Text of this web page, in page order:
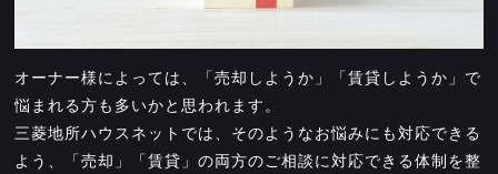
オーナー様によっては、「売却しようか」「賃貸しようか」で
悩まれる方も多いかと思われます。
三菱地所ハウスネットでは、そのようなお悩みにも対応できる
よう、「売却」「賃貸」の両方のご相談に対応できる体制を整